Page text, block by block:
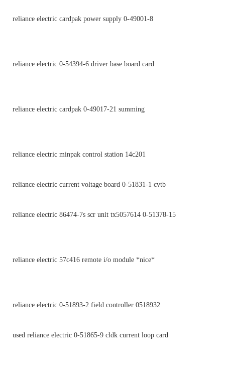
reliance electric cardpak power supply 0-49001-8
reliance electric 0-54394-6 driver base board card
reliance electric cardpak 0-49017-21 summing
reliance electric minpak control station 14c201
reliance electric current voltage board 0-51831-1 cvtb
reliance electric 86474-7s scr unit tx5057614 0-51378-15
reliance electric 57c416 remote i/o module *nice*
reliance electric 0-51893-2 field controller 0518932
used reliance electric 0-51865-9 cldk current loop card